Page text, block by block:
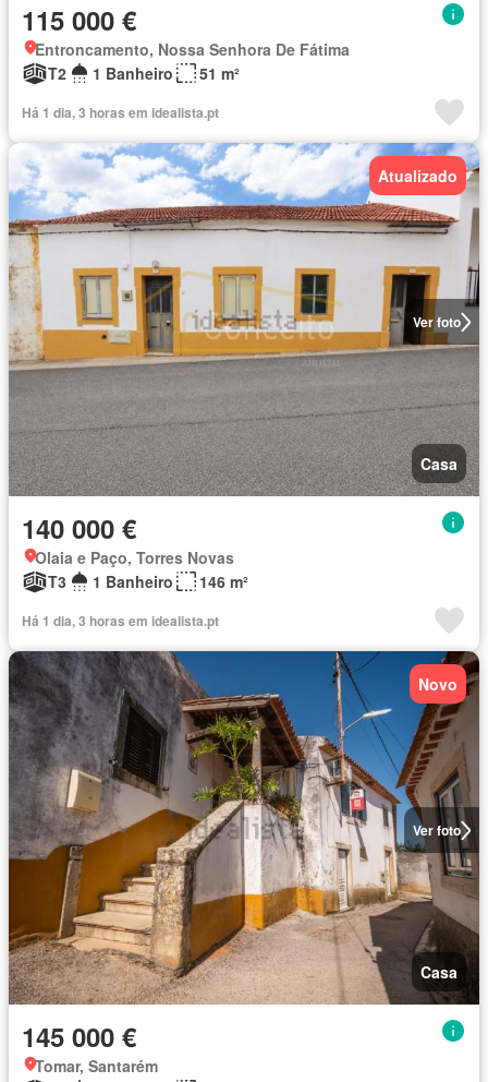
115 000 €
Entroncamento, Nossa Senhora De Fátima
T2
1 Banheiro 51 m²
Há 1 dia, 3 horas em idealista.pt
Ver foto
Atualizado
Casa
140 000 €
Olaia e Paço, Torres Novas
T3
1 Banheiro 146 m²
Há 1 dia, 3 horas em idealista.pt
Ver foto
Novo
Casa
145 000 €
Tomar, Santarém